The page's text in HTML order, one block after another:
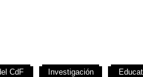
CdF Investigación